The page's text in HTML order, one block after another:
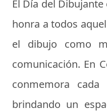
El Día del Dibujante
honra a todos
el dibujo como
comunicación. En
conmemora
brindando un